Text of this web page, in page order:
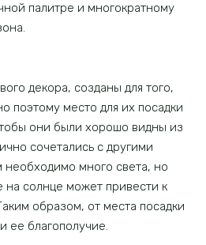
палитре и многократному
декора, созданы для того,
поэтому место для их посадки
они были хорошо видны из
сочетались с другими
необходимо много света, но
на солнце может привести к
образом, от места посадки
ее благополучие.